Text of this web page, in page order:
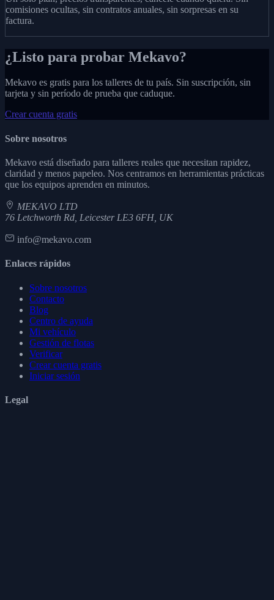
comisiones ocultas, sin contratos anuales, sin sorpresas en su
factura.
¿Listo para probar Mekavo?
Mekavo es gratis para los talleres de tu país. Sin suscripción, sin
tarjeta y sin período de prueba que caduque.
Crear cuenta gratis
Sobre nosotros
Mekavo está diseñado para talleres reales que necesitan rapidez,
claridad y menos papeleo. Nos centramos en herramientas prácticas
que los equipos aprenden en minutos.
MEKAVO LTD
76 Letchworth Rd, Leicester LE3 6FH, UK
info@mekavo.com
Enlaces rápidos
Sobre nosotros
Contacto
Blog
Centro de ayuda
Mi vehículo
Gestión de flotas
Verificar
Crear cuenta gratis
Iniciar sesión
Legal